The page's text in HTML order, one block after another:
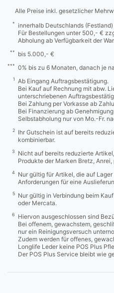
Alle Preise inkl. gesetzlicher
*
innerhalb Deutschlands
Für Bestellungen unter 500,- €
Abholung ab Verfügbarkeit der
** bis 5.000,- €
*** 0% bis zu 6 Monaten, danach je
1
Ab Eingang Auftragsbestätigung.
Bei Kauf auf Rechnung mit abw.
unterschriebenen
Bei Zahlung per Vorkasse ab
Bei Finanzierung ab
Selbstabholung nur von Mo.-Fr.
2
Ihr Gutschein ist auf bereits
kombinierbar.
3
Nicht auf bereits reduzierte
Produkte der Marken Bretz, Anrei,
4
Nur gültig für Artikel, die auf
Anforderungen für eine
5
Nur gültig in Verbindung beim
oder Mercata.
6
Hiervon ausgeschlossen sind
Bei offenem, gewachstem,
nur ein Reinigungsversuch
Zudem werden für offenes,
Longlife Leder keine POS Plus
Der POS Plus Service bleibt wie